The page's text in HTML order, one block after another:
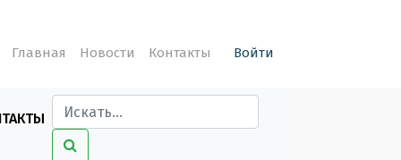
Главная Новости Контакты Войти